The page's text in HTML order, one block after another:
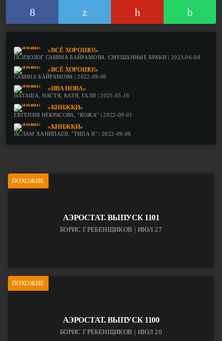
«ВСЁ ХОРОШО!»
ПСИХОЛОГ САБИНА БАЙРАМОВА. СМЕШАННЫЕ БРАКИ | 2023-06-08
«ВСЁ ХОРОШО!»
САБИНА БАЙРАМОВА | 2022-09-06
«ИВА НОВА»
НАТАША, НАСТЯ, КАТЯ, ГАЛЯ | 2025-05-16
«КНИЖКИ»
ЕВГЕНИЯ НЕКРАСОВА, "КОЖА" | 2022-09-01
«КНИЖКИ»
ИСЛАМ ХАНИПАЕВ, "ТИПА Я" | 2022-09-08
ПОХОЖИЕ
АЭРОСТАТ. ВЫПУСК 1101
БОРИС ГРЕБЕНЩИКОВ | ИЮЛ 27
ПОХОЖИЕ
АЭРОСТАТ. ВЫПУСК 1100
БОРИС ГРЕБЕНЩИКОВ | ИЮЛ 20